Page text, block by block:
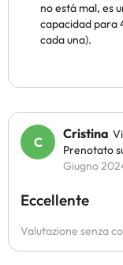
no está mal, es
capacidad para
cada una).
Cristina
Prenotato
Giugno
Eccellente
Valutazione senza